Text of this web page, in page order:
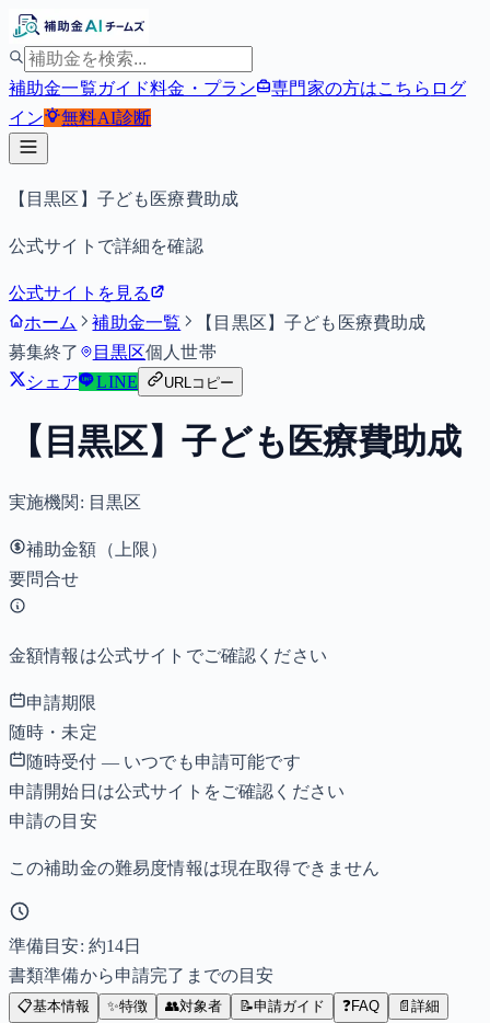
補助金一覧ガイド料金・プラン 専門家の方はこちら ログ
イン
無料AI診断
【目黒区】子ども医療費助成
公式サイトで詳細を確認
公式サイトを見る
ホーム
補助金一覧
【目黒区】子ども医療費助成
募集終了
目黒区個人世帯
シェア
LINE URLコピー
【目黒区】子ども医療費助成
実施機関: 目黒区
補助金額（上限）
要問合せ
金額情報は公式サイトでご確認ください
申請期限
随時・未定
随時受付 — いつでも申請可能です
申請開始日は公式サイトをご確認ください
申請の目安
この補助金の難易度情報は現在取得できません
準備目安: 約14日
書類準備から申請完了までの目安
📋基本情報 ✨特徴 👥対象者 📝申請ガイド ❓FAQ 📄 詳細